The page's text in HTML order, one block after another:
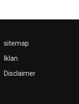
sitemap
Iklan
Disclaimer